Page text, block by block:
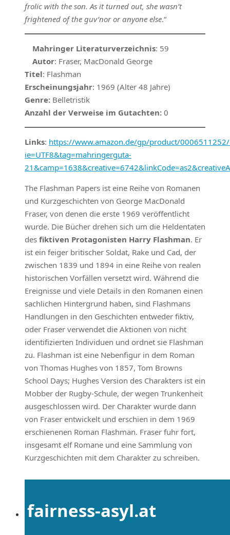
frolic with the son. As it turned out, she wasn’t
frightened of the guv’nor or anyone else.“
Mahringer Literaturverzeichnis: 59
Autor: Fraser, MacDonald George
Titel: Flashman
Erscheinungsjahr: 1969 (Alter 48 Jahre)
Genre: Belletristik
Anzahl der Verweise im Gutachten: 0
Links: https://www.amazon.de/gp/product/0006511252/
ie=UTF8&tag=mahringerguta-
The Flashman Papers ist eine Reihe von Romanen
und Kurzgeschichten von George MacDonald
Fraser, von denen die erste 1969 veröffentlicht
wurde. Die Bücher drehen sich um die Heldentaten
des fiktiven Protagonisten Harry Flashman. Er
ist ein feiger britischer Soldat, Rake und Cad, der
zwischen 1839 und 1894 in eine Reihe von realen
historischen Vorfällen versetzt wird. Während die
Ereignisse und viele Details in den Romanen einen
sachlichen Hintergrund haben, sind Flashmans
Handlungen in den Geschichten entweder fiktiv,
oder Fraser verwendet die Aktionen von nicht
identifizierten Individuen und ordnet sie Flashman
zu. Flashman ist eine Nebenfigur in dem Roman
von Thomas Hughes von 1857, Tom Browns
School Days; Hughes Version des Charakters ist ein
Mobber der Rugby-Schule, der wegen Trunkenheit
ausgeschlossen wird. Der Charakter wurde dann
von Fraser entwickelt und erschien in dem 1969
erschienenen Roman Flashman. Fraser fuhr fort,
insgesamt elf Romane und eine Sammlung von
Kurzgeschichten mit dem Charakter zu schreiben.
fairness-asyl.at